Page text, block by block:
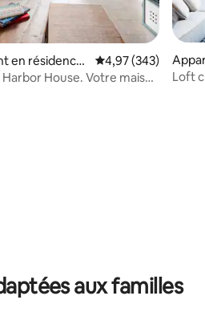
base de 127 commentaires : 5 sur 5
en résidence
Évaluation
4,97 (343)
House. Votre maison
⋅ San
Loft
aux familles